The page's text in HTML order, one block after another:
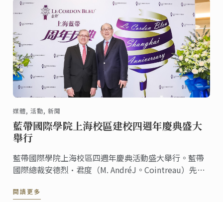
媒體, 活動, 新聞
藍帶國際學院上海校區建校四週年慶典盛大
舉行
藍帶國際學院上海校區四週年慶典活動盛大舉行。藍帶
國際總裁安德烈·君度（M. AndréJ。Cointreau）先生
名人士，藍帶合作夥伴，歷屆校友，以及多家媒體朋友
閱讀更多